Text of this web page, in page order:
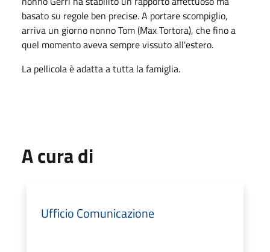
basato su regole ben precise. A portare scompiglio,
arriva un giorno nonno Tom (Max Tortora), che fino a
quel momento aveva sempre vissuto all'estero.
La pellicola è adatta a tutta la famiglia.
A cura di
Ufficio Comunicazione